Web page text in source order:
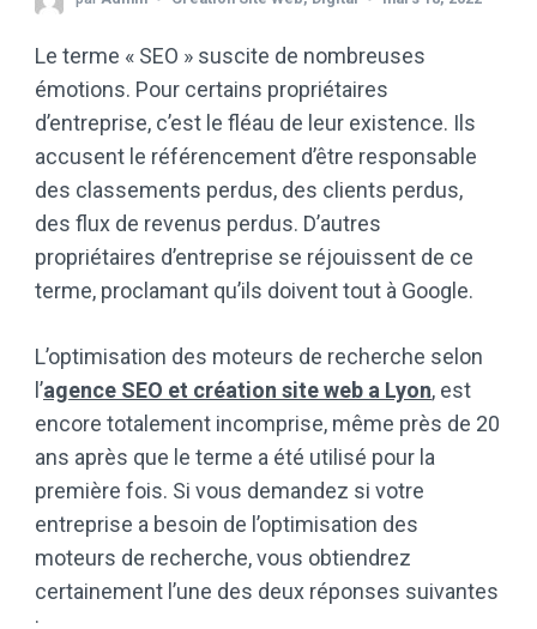
Le terme « SEO » suscite de nombreuses
émotions. Pour certains propriétaires
d’entreprise, c’est le fléau de leur existence. Ils
accusent le référencement d’être responsable
des classements perdus, des clients perdus,
des flux de revenus perdus. D’autres
propriétaires d’entreprise se réjouissent de ce
terme, proclamant qu’ils doivent tout à Google.
L’optimisation des moteurs de recherche selon
l’agence SEO et création site web a Lyon, est
encore totalement incomprise, même près de 20
ans après que le terme a été utilisé pour la
première fois. Si vous demandez si votre
entreprise a besoin de l’optimisation des
moteurs de recherche, vous obtiendrez
certainement l’une des deux réponses suivantes